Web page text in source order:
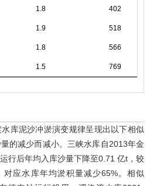
1.8 402
1.9 518
1.8 566
1.5 769
库泥沙冲淤演变规律呈现出以下相似
的减少而减小。三峡水库自2013年金
行后年均入库沙量下降至0.71 亿t，较
对应水库年均淤积量减少65%。相似